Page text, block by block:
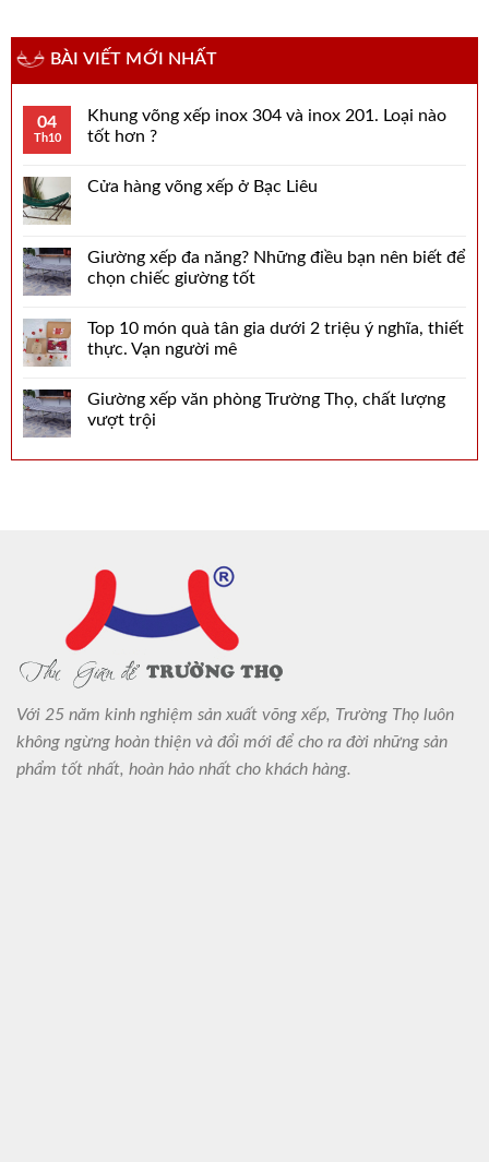
BÀI VIẾT MỚI NHẤT
04
Th10
Khung võng xếp inox 304 và inox 201. Loại nào
tốt hơn ?
Cửa hàng võng xếp ở Bạc Liêu
Giường xếp đa năng? Những điều bạn nên biết để
chọn chiếc giường tốt
Top 10 món quà tân gia dưới 2 triệu ý nghĩa, thiết
thực. Vạn người mê
Giường xếp văn phòng Trường Thọ, chất lượng
vượt trội
Với 25 năm kinh nghiệm sản xuất võng xếp, Trường Thọ luôn
không ngừng hoàn thiện và đổi mới để cho ra đời những sản
phẩm tốt nhất, hoàn hảo nhất cho khách hàng.